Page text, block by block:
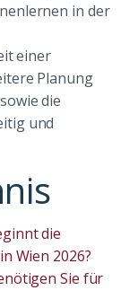
in der
einer
Planung
die
und
die
Wien 2026?
Sie für